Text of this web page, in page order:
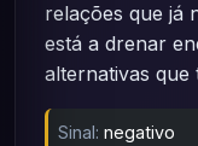
relações que já
está a drenar
alternativas que
Sinal: negativo